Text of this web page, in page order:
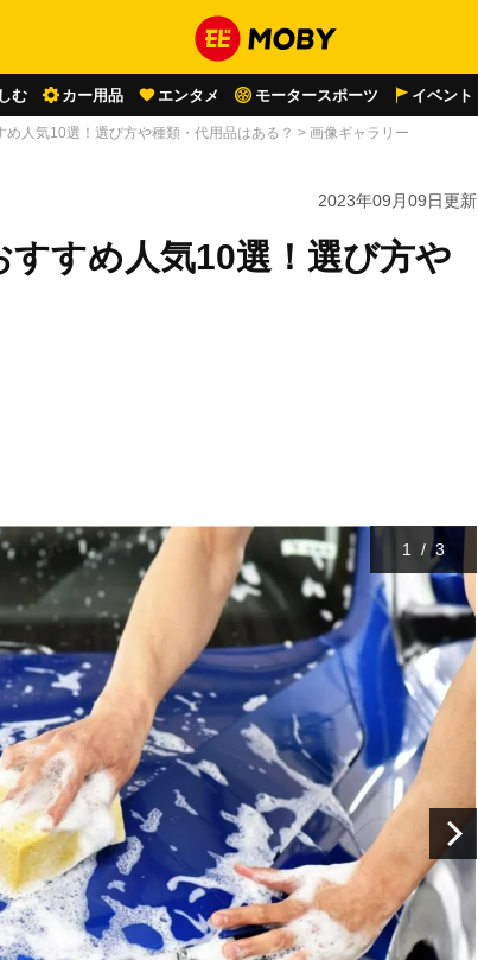
む カー用品 エンタメ モータースポーツ イベント
め人気10選！選び方や種類・代用品はある？ > 画像ギャラリー
2023年09月09日更新
すめ人気10選！選び方や
1 /3